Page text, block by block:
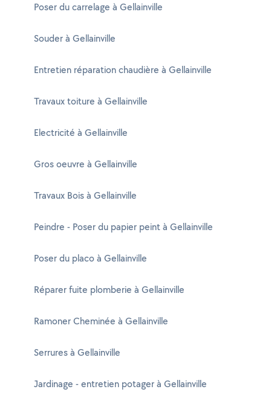
Poser du carrelage à Gellainville
Souder à Gellainville
Entretien réparation chaudière à Gellainville
Travaux toiture à Gellainville
Electricité à Gellainville
Gros oeuvre à Gellainville
Travaux Bois à Gellainville
Peindre - Poser du papier peint à Gellainville
Poser du placo à Gellainville
Réparer fuite plomberie à Gellainville
Ramoner Cheminée à Gellainville
Serrures à Gellainville
Jardinage - entretien potager à Gellainville